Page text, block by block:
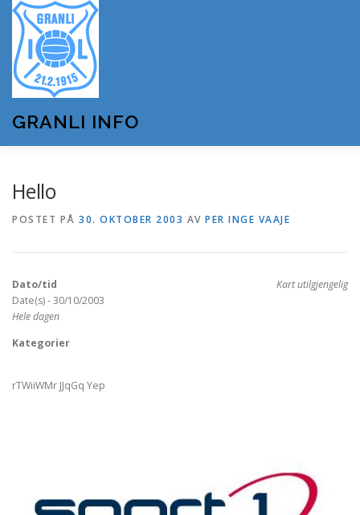
innhold
GRANLI INFO
OM GRANLI INFO
Hello
POSTET PÅ 30. OKTOBER 2003 AV PER INGE VAAJE
Kart utilgjengelig
Dato/tid
Date(s) - 30/10/2003
Hele dagen
Kategorier
rTWiiWMr JJqGq Yep